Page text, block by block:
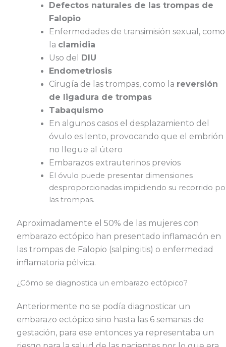
Defectos naturales de las trompas de
Falopio
Enfermedades de transimisión sexual, como
la clamidia
Uso del
DIU
Endometriosis
Cirugía de las trompas, como la reversión
de ligadura de trompas
Tabaquismo
En algunos casos el desplazamiento del
óvulo es lento, provocando que el embrión
no llegue al útero
Embarazos extrauterinos previos
El óvulo puede presentar dimensiones
desproporcionadas impidiendo su recorrido
las trompas.
Aproximadamente el 50% de las mujeres con
embarazo ectópico han presentado inflamación en
las trompas de Falopio (salpingitis) o enfermedad
inflamatoria pélvica.
¿Cómo se diagnostica un embarazo ectópico?
Anteriormente no se podía diagnosticar un
embarazo ectópico sino hasta las 6 semanas de
gestación, para ese entonces ya representaba un